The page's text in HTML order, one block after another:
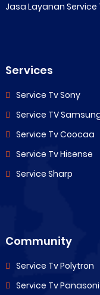
Jasa Layanan
Services
Service Tv Sony
Service TV
Service Tv Coocaa
Service Tv Hisense
Service Sharp
Community
Service Tv Polytron
Service Tv